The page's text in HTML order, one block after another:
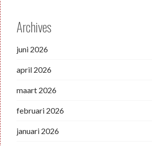
Archives
juni 2026
april 2026
maart 2026
februari 2026
januari 2026